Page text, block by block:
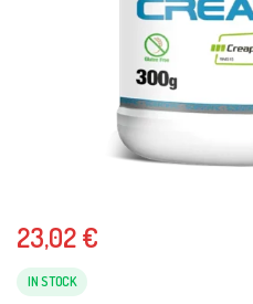
23,02€
IN STOCK